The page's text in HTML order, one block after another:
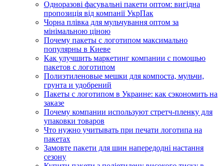
Одноразові фасувальні пакети оптом: вигідна
пропозиція від компанії УкрПак
Чорна плівка для мульчування оптом за
мінімальною ціною
Почему пакеты с логотипом максимально
популярны в Киеве
Как улучшить маркетинг компании с помощью
пакетов с логотипом
Полиэтиленовые мешки для компоста, мульчи,
грунта и удобрений
Пакеты с логотипом в Украине: как сэкономить на
заказе
Почему компании используют стретч-пленку для
упаковки товаров
Что нужно учитывать при печати логотипа на
пакетах
Замовте пакети для шин напередодні настання
сезону